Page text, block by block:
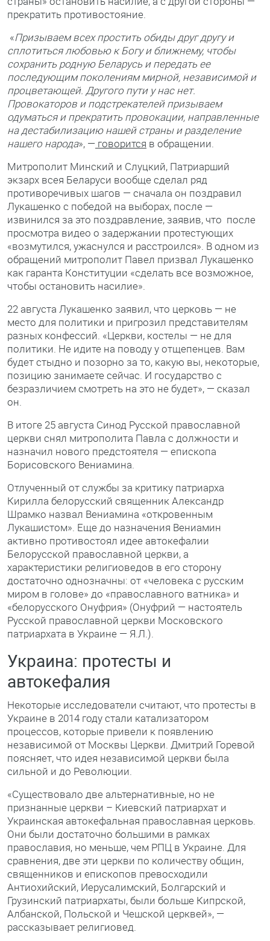
прекратить противостояние.
«Призываем всех простить обиды друг другу и
сплотиться любовью к Богу и ближнему, чтобы
сохранить родную Беларусь и передать ее
последующим поколениям мирной, независимой и
процветающей. Другого пути у нас нет.
Провокаторов и подстрекателей призываем
одуматься и прекратить провокации, направленные
на дестабилизацию нашей страны и разделение
нашего народа», — говорится в обращении.
Митрополит Минский и Слуцкий, Патриарший
экзарх всея Беларуси вообще сделал ряд
противоречивых шагов — сначала он поздравил
Лукашенко с победой на выборах, после —
извинился за это поздравление, заявив, что после
просмотра видео о задержании протестующих
«возмутился, ужаснулся и расстроился». В одном из
обращений митрополит Павел призвал Лукашенко
как гаранта Конституции «сделать все возможное,
чтобы остановить насилие».
22 августа Лукашенко заявил, что церковь — не
место для политики и пригрозил представителям
разных конфессий. «Церкви, костелы — не для
политики. Не идите на поводу у отщепенцев. Вам
будет стыдно и позорно за то, какую вы, некоторые,
позицию занимаете сейчас. И государство с
безразличием смотреть на это не будет», — сказал
он.
В итоге 25 августа Синод Русской православной
церкви снял митрополита Павла с должности и
назначил нового предстоятеля — епископа
Борисовского Вениамина.
Отлученный от службы за критику патриарха
Кирилла белорусский священник Александр
Шрамко назвал Вениамина «откровенным
Лукашистом». Еще до назначения Вениамин
активно противостоял идее автокефалии
Белорусской православной церкви, а
характеристики религиоведов в его сторону
достаточно однозначны: от «человека с русским
миром в голове» до «православного ватника» и
«белорусского Онуфрия» (Онуфрий — настоятель
Русской православной церкви Московского
патриархата в Украине — Я.Л.).
Украина: протесты и
автокефалия
Некоторые исследователи считают, что протесты в
Украине в 2014 году стали катализатором
процессов, которые привели к появлению
независимой от Москвы Церкви. Дмитрий Горевой
поясняет, что идея независимой церкви была
сильной и до Революции.
«Существовало две альтернативные, но не
признанные церкви – Киевский патриархат и
Украинская автокефальная православная церковь.
Они были достаточно большими в рамках
православия, но меньше, чем РПЦ в Украине. Для
сравнения, две эти церкви по количеству общин,
священников и епископов превосходили
Антиохийский, Иерусалимский, Болгарский и
Грузинский патриархаты, были больше Кипрской,
Албанской, Польской и Чешской церквей», —
рассказывает религиовед.